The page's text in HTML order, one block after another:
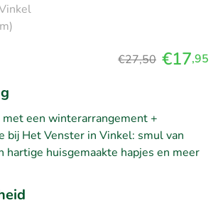
€27,50 €17,95
een winterarrangement +
bij Het Venster in Vinkel: smul van
hartige huisgemaakte hapjes en meer